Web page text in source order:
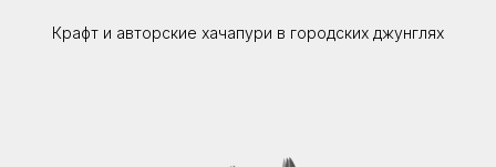
Крафт и авторские хачапури в городских джунглях